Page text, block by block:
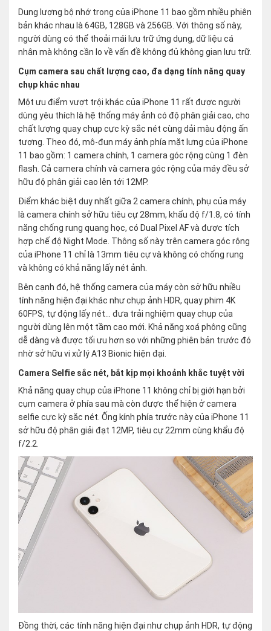
Dung lượng bộ nhớ trong của iPhone 11 bao gồm nhiều phiên
bản khác nhau là 64GB, 128GB và 256GB. Với thông số này,
người dùng có thể thoải mái lưu trữ ứng dụng, dữ liệu cá
nhân mà không cần lo về vấn đề không đủ không gian lưu trữ.
Cụm camera sau chất lượng cao, đa dạng tính năng quay
chụp khác nhau
Một ưu điểm vượt trội khác của iPhone 11 rất được người
dùng yêu thích là hệ thống máy ảnh có độ phân giải cao, cho
chất lượng quay chụp cực kỳ sắc nét cùng dải màu động ấn
tượng. Theo đó, mô-đun máy ảnh phía mặt lưng của iPhone
11 bao gồm: 1 camera chính, 1 camera góc rộng cùng 1 đèn
flash. Cả camera chính và camera góc rộng của máy đều sở
hữu độ phân giải cao lên tới 12MP.
Điểm khác biệt duy nhất giữa 2 camera chính, phụ của máy
là camera chính sở hữu tiêu cự 28mm, khẩu độ f/1.8, có tính
năng chống rung quang học, có Dual Pixel AF và được tích
hợp chế độ Night Mode. Thông số này trên camera góc rộng
của iPhone 11 chỉ là 13mm tiêu cự và không có chống rung
và không có khả năng lấy nét ảnh.
Bên cạnh đó, hệ thống camera của máy còn sở hữu nhiều
tính năng hiện đại khác như chụp ảnh HDR, quay phim 4K
60FPS, tự động lấy nét… đưa trải nghiệm quay chụp của
người dùng lên một tầm cao mới. Khả năng xoá phông cũng
dễ dàng và được tối ưu hơn so với những phiên bản trước đó
nhờ sở hữu vi xử lý A13 Bionic hiện đại.
Camera Selfie sắc nét, bắt kịp mọi khoảnh khắc tuyệt vời
Khả năng quay chụp của iPhone 11 không chỉ bị giới hạn bởi
cụm camera ở phía sau mà còn được thể hiện ở camera
selfie cực kỳ sắc nét. Ống kính phía trước này của iPhone 11
sở hữu độ phân giải đạt 12MP, tiêu cự 22mm cùng khẩu độ
f/2.2.
Đồng thời, các tính năng hiện đại như chụp ảnh HDR, tự động